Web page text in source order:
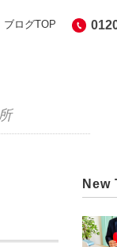
ブログTOP
New